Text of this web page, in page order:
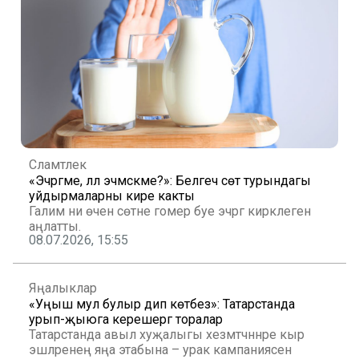
Сәламәтлек
«Эчәргәме, әллә эчмәскәме?»: Белгеч сөт турындагы
уйдырмаларны кире какты
Галим ни өчен сөтне гомер буе эчәргә кирәклеген
аңлатты.
08.07.2026, 15:55
Яңалыклар
«Уңыш мул булыр дип көтәбез»: Татарстанда
урып-җыюга керешергә торалар
Татарстанда авыл хуҗалыгы хезмәтчәннәре кыр
эшләренең яңа этабына – урак кампаниясенә